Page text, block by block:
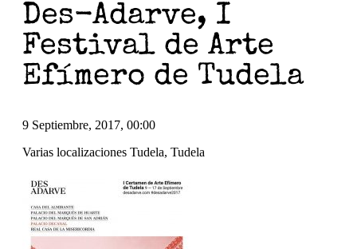
Des-Adarve, I
Festival de Arte
Efímero de Tudela
9 Septiembre, 2017, 00:00
Varias localizaciones Tudela, Tudela